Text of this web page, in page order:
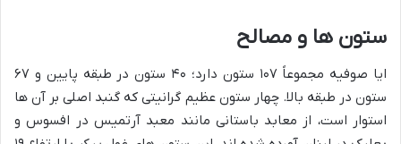
ستون ها و مصالح
ایا صوفیه مجموعاً ۱۰۷ ستون دارد؛ ۴۰ ستون در طبقه پایین و ۶۷
ستون در طبقه بالا. چهار ستون عظیم گرانیتی که گنبد اصلی بر آن ها
استوار است، از معابد باستانی مانند معبد آرتمیس در افسوس و